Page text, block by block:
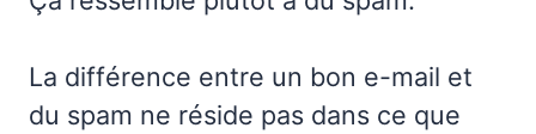
La différence entre un bon e-mail et
du spam ne réside pas dans ce que